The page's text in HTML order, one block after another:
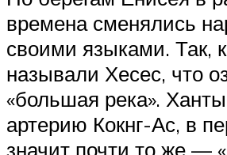
времена сменялись
своими языками. Так,
называли Хесес, что
«большая река».
артерию Кокнг-Ас, в
значит почти то же —